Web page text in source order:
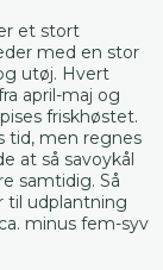
et stort
med en stor
utøj. Hvert
april-maj og
friskhøstet.
tid, men regnes
at så savoykål
samtidig. Så
til udplantning
minus fem-syv